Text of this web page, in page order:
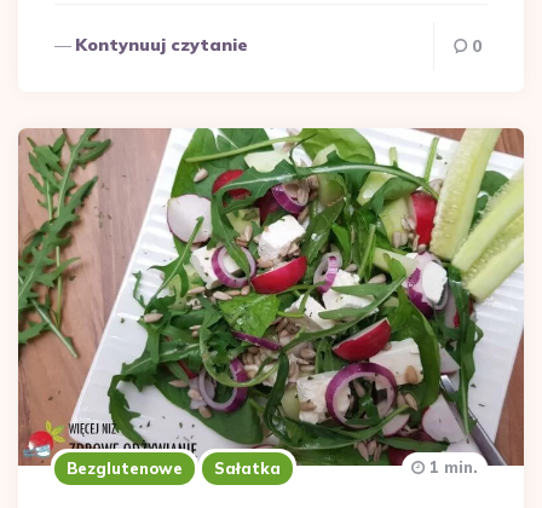
Kontynuuj czytanie 0
Bezglutenowe Sałatka 1 min.